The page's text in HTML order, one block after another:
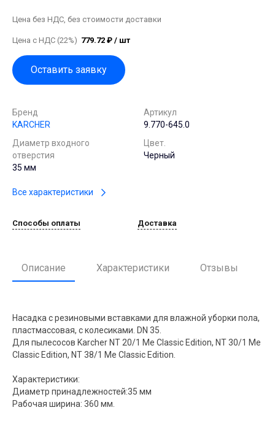
Цена без НДС, без стоимости доставки
Цена с НДС (22%) 779.72 ₽ / шт
Оставить заявку
Бренд
KARCHER
Артикул
9.770-645.0
Диаметр входного
отверстия
35 мм
Цвет.
Черный
Все характеристики
Способы оплаты Доставка
Описание Характеристики Отзывы
Насадка с резиновыми вставками для влажной уборки пола,
пластмассовая, с колесиками. DN 35.
Для пылесосов Karcher NT 20/1 Me Classic Edition, NT 30/1 Me
Classic Edition, NT 38/1 Me Classic Edition.
Характеристики:
Диаметр принадлежностей:35 мм
Рабочая ширина: 360 мм.